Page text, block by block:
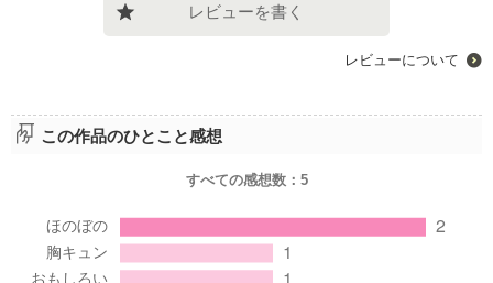
レビューを書く
レビューについて
この作品のひとこと感想
すべての感想数： 5